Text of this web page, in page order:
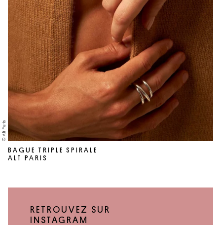
© Alt Paris
BAGUE TRIPLE SPIRALE
ALT PARIS
RETROUVEZ SUR
INSTAGRAM